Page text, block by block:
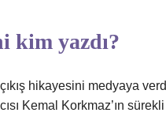
kim yazdı?
hikayesini medyaya
Kemal Korkmaz’ın